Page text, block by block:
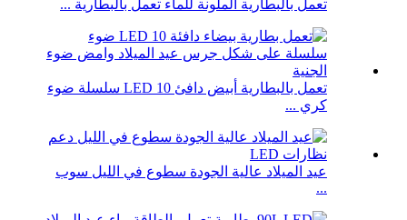
تعمل بالبطارية الملونة للماء تعمل بالبطارية ...
تعمل بالبطارية أبيض دافئ 10 LED سلسلة ضوء
كري ...
عيد الميلاد عالية الجودة سطوع في الليل سوب
...